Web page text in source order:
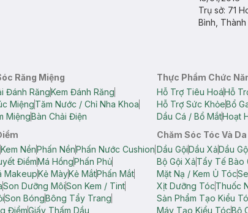
Trụ sở: 71
Bình,
Răng Miệng
Đánh RăngKem Đánh Răng
MiệngTăm Nước / Chỉ Nha Khoa
MiệngBàn Chải Điện
Thực Phẩm Chức
Hỗ Trợ Tiêu HoáHỗ
Hỗ Trợ Sức KhỏeBổ
Dầu Cá / Bổ MắtHoạt
Kem NềnPhấn NềnPhấn Nước Cushion
ĐiểmMá HồngPhấn Phủ
MakeupKẻ MàyKẻ MắtPhấn Mắt
Son Dưỡng MôiSon Kem / Tint
Son BóngBông Tẩy Trang
ĐiểmGiấy Thấm Dầu
Chăm Sóc Tóc Và
Dầu GộiDầu XảDầu
Bộ Gội XảTẩy Tế Bào
Mặt Nạ / Kem Ủ Tóc
Xịt Dưỡng TócThuốc
Sản Phẩm Tạo Kiểu
Máy Tạo Kiểu TócBộ